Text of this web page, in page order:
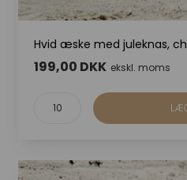
Hvid æske med juleknas,
199,00 DKK ekskl. moms